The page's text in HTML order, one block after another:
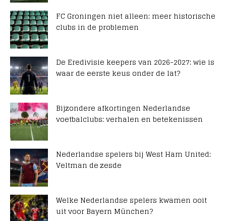
FC Groningen niet alleen: meer historische
clubs in de problemen
De Eredivisie keepers van 2026-2027: wie is
waar de eerste keus onder de lat?
Bijzondere afkortingen Nederlandse
voetbalclubs: verhalen en betekenissen
Nederlandse spelers bij West Ham United:
Veltman de zesde
Welke Nederlandse spelers kwamen ooit
uit voor Bayern München?